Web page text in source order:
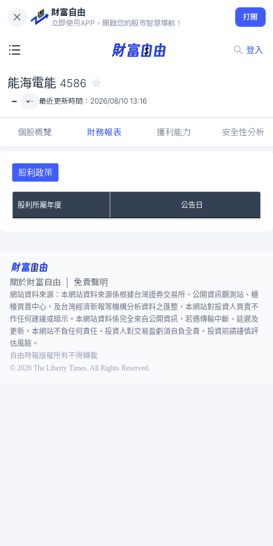
財富自由
立即使用APP，開啟您的股市智慧導航！
打開
登入
-
能海電能 4586
- - 最近更新時間： 2026/08/10 13:16
個股概覽 財務報表 獲利能力 安全性分析
股利政策
股利所屬年度 公告日
關於財富自由 免責聲明
網站資料來源：本網站資料來源係根據台灣證券交易所、公開資訊觀測站、櫃
檯買賣中心，及台灣經濟新報等機構分析資料之匯整，本網站對投資人買賣不
作任何建議或暗示。本網站資料係完全來自公開資訊，若遇傳輸中斷、延遲及
更新，本網站不負任何責任。投資人對交易盈虧須自負全責，投資前請謹慎評
估風險。
自由時報版權所有不得轉載
© 2026 The Liberty Times. All Rights Reserved.